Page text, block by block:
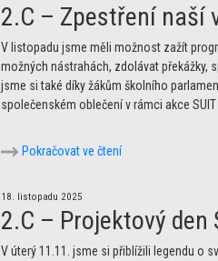
2.C – Zpestření naší
V listopadu jsme měli možnost zažít
možných nástrahách, zdolávat překážky,
jsme si také díky žákům školního
společenském oblečení v rámci akce SUIT
Pokračovat ve čtení
18. listopadu 2025
2.C – Projektový den
V úterý 11.11. jsme si přiblížili legendu o